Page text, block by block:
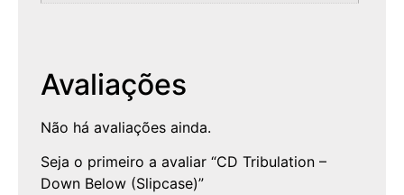
Avaliações
Não há avaliações ainda.
Seja o primeiro a avaliar “CD Tribulation –
Down Below (Slipcase)”